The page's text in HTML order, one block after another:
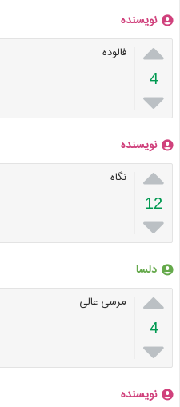
نویسنده

4

فالوده
نویسنده

12

نگاه
دلسا

4

مرسی عالی
نویسنده